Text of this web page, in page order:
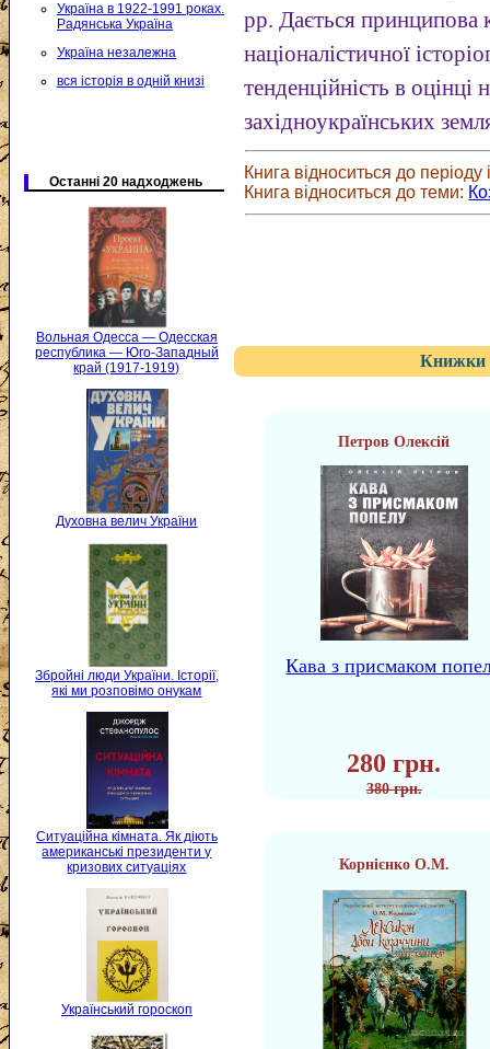
Україна в 1922-1991 роках.
Радянська Україна
Україна незалежна
вся історія в одній книзі
Останні 20 надходжень
Вольная Одесса — Одесская
республика — Юго-Западный
край (1917-1919)
Духовна велич України
Збройні люди України. Історії,
які ми розповімо онукам
Ситуаційна кімната. Як діють
американські президенти у
кризових ситуаціях
Український гороскоп
рр. Дається принципова
націоналістичної
тенденційність в
західноукраїнських
Книга відноситься до періоду
Книга відноситься до теми:
Книжки
Петров Олексій
Кава з присмаком
280 грн.
380 грн.
Корнієнко О.М.